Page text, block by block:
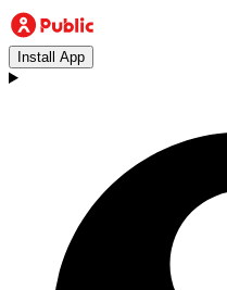
Install App